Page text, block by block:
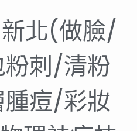
北(做臉/
刺/清粉
痘/彩妝